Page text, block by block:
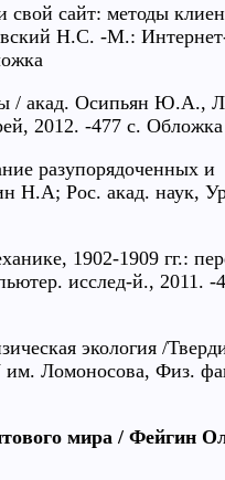
сайт: методы
Н.С. -М.:
/ акад. Осипьян Ю.А.,
2012. -477 с. Обложка
разупорядоченных и
Н.А; Рос. акад. наук,
1902-1909 гг.:
исслед-й., 2011. -
экология /
Ломоносова, Физ.
мира / Фейгин